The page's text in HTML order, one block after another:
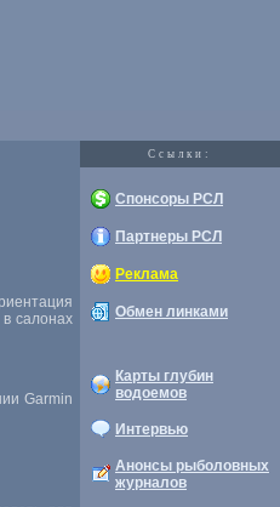
Cсылки:
салонах
Garmin
Спонсоры РСЛ
Партнеры РСЛ
Реклама
Обмен линками
Карты глубин
водоемов
Интервью
Анонсы рыболовных
журналов